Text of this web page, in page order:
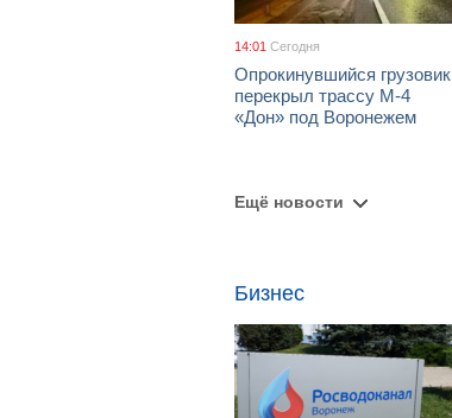
14:01 Сегодня
Опрокинувшийся грузовик
перекрыл трассу М-4
«Дон» под Воронежем
Ещё новости
Бизнес